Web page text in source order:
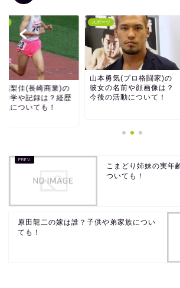
璃梨佳(長崎商業)の
中学や記録は？経歴
氏についても！
スポーツ
山本勇気(プロ格闘家)の
彼女の名前や顔画像は？
今後の活動について！
こまどり姉妹の実年
ついても！
原田龍二の嫁は誰？子供や弟家族につい
ても！